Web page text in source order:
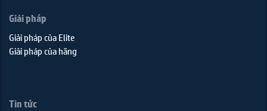
Giải pháp
Giải pháp của Elite
Giải pháp của hãng
Tin tức